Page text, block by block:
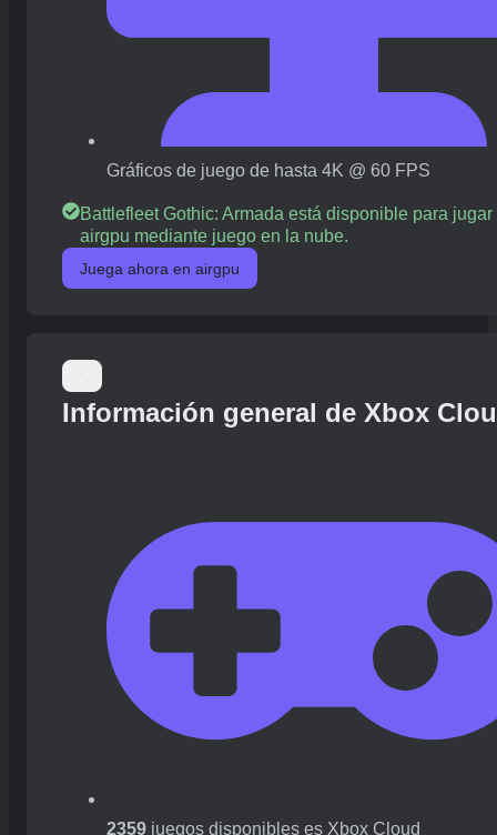
Gráficos de juego de hasta 4K @ 60 FPS
Battlefleet Gothic: Armada está disponible para jugar
airgpu mediante juego en la nube.
Juega ahora en airgpu
Información general de Xbox
2359 juegos disponibles es Xbox Cloud